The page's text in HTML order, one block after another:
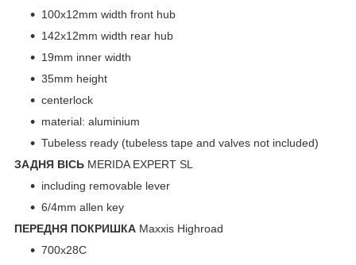
100x12mm width front hub
142x12mm width rear hub
19mm inner width
35mm height
centerlock
material: aluminium
Tubeless ready (tubeless tape and valves not included)
ЗАДНЯ ВІСЬ MERIDA EXPERT SL
including removable lever
6/4mm allen key
ПЕРЕДНЯ ПОКРИШКА Maxxis Highroad
700x28C